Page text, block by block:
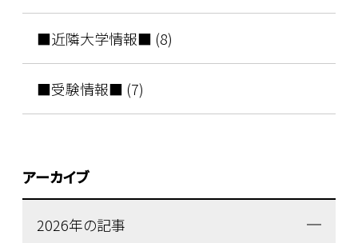
■近隣大学情報■ (8)
■受験情報■ (7)
アーカイブ
2026年の記事